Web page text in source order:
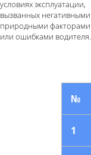
условиях эксплуатации,
вызванных негативными
природными факторами
или ошибками водителя.
№
1